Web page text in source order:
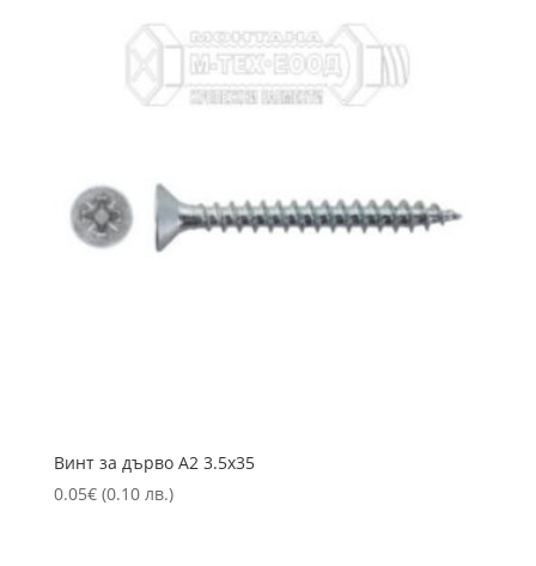
Винт за дърво А2 3.5х35
0.05€ (0.10 лв.)